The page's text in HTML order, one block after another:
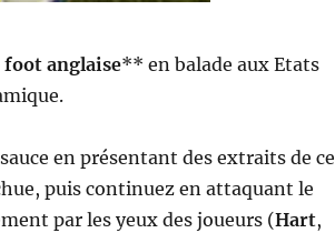
foot anglaise** en balade aux Etats
en présentant des extraits de ce
puis continuez en attaquant le
par les yeux des joueurs (Hart,